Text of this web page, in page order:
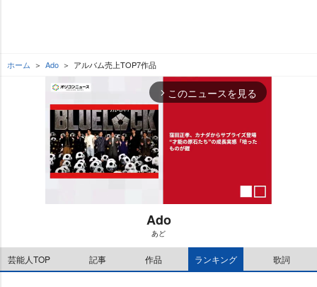
ホーム Ado アルバム売上TOP7作品
arrow_forward_ios このニュースを見る
u
t
Ado
あど
芸能人TOP 記事 作品 ランキング 歌詞